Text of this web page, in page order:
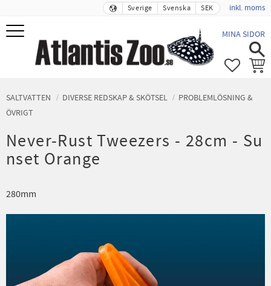
Meny
Sverige Svenska SEK inkl. moms
MINA SIDOR
SALTVATTEN DIVERSE REDSKAP & SKÖTSEL
PROBLEMLÖSNING &
ÖVRIGT
Never-Rust Tweezers - 28cm - Su
nset Orange
280mm